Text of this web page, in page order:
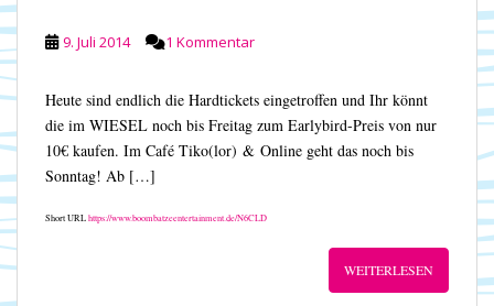
9. Juli 2014 1 Kommentar
Heute sind endlich die Hardtickets eingetroffen und Ihr könnt
die im WIESEL noch bis Freitag zum Earlybird-Preis von nur
10€ kaufen. Im Café Tiko(lor) & Online geht das noch bis
Sonntag! Ab […]
Short URLhttps://www.boombatzeentertainment.de/N6CLD
WEITERLESEN